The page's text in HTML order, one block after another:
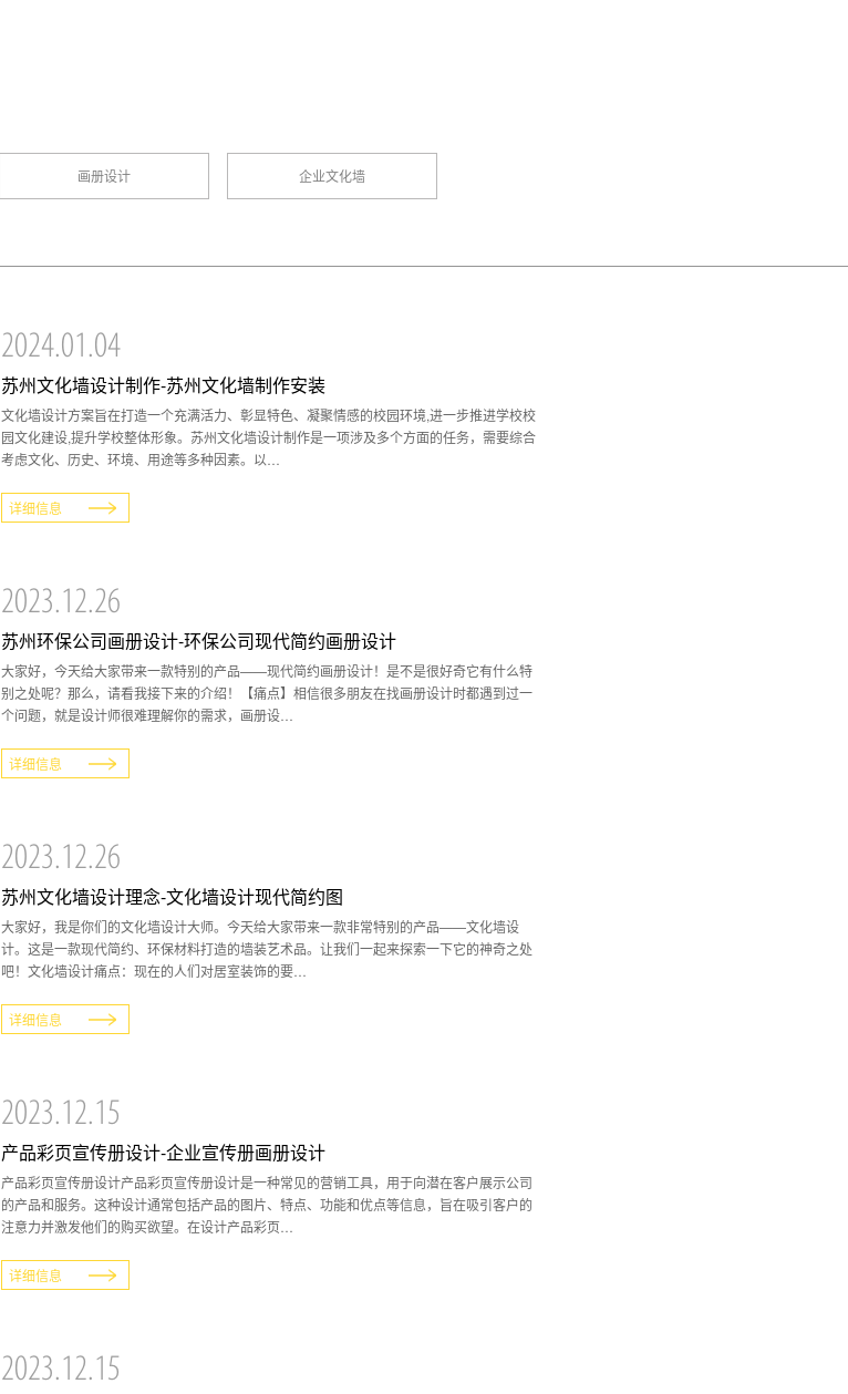
画册设计 企业文化墙
2024.01.04
苏州文化墙设计制作-苏州文化墙制作安装
文化墙设计方案旨在打造一个充满活力、彰显特色、凝聚情感的校园环境,进一步推进学校校
园文化建设,提升学校整体形象。苏州文化墙设计制作是一项涉及多个方面的任务，需要综合
考虑文化、历史、环境、用途等多种因素。以…
详细信息
2023.12.26
苏州环保公司画册设计-环保公司现代简约画册设计
大家好，今天给大家带来一款特别的产品——现代简约画册设计！是不是很好奇它有什么特
别之处呢？那么，请看我接下来的介绍！【痛点】相信很多朋友在找画册设计时都遇到过一
个问题，就是设计师很难理解你的需求，画册设…
详细信息
2023.12.26
苏州文化墙设计理念-文化墙设计现代简约图
大家好，我是你们的文化墙设计大师。今天给大家带来一款非常特别的产品——文化墙设
计。这是一款现代简约、环保材料打造的墙装艺术品。让我们一起来探索一下它的神奇之处
吧！文化墙设计痛点：现在的人们对居室装饰的要…
详细信息
2023.12.15
产品彩页宣传册设计-企业宣传册画册设计
产品彩页宣传册设计产品彩页宣传册设计是一种常见的营销工具，用于向潜在客户展示公司
的产品和服务。这种设计通常包括产品的图片、特点、功能和优点等信息，旨在吸引客户的
注意力并激发他们的购买欲望。在设计产品彩页…
详细信息
2023.12.15